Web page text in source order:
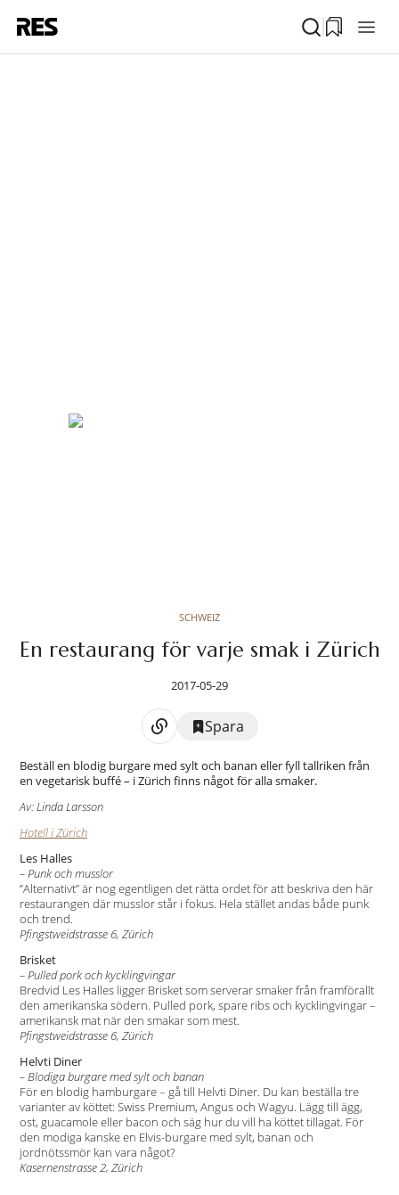
SCHWEIZ
En restaurang för varje smak i Zürich
2017-05-29
Spara
Beställ en blodig burgare med sylt och banan eller fyll tallriken från
en vegetarisk buffé – i Zürich finns något för alla smaker.
Av: Linda Larsson
Hotell i Zürich
Les Halles
– Punk och musslor
”Alternativt” är nog egentligen det rätta ordet för att beskriva den här
restaurangen där musslor står i fokus. Hela stället andas både punk
och trend.
Pfingstweidstrasse 6, Zürich
Brisket
– Pulled pork och kycklingvingar
Bredvid Les Halles ligger Brisket som serverar smaker från framförallt
den amerikanska södern. Pulled pork, spare ribs och kycklingvingar –
amerikansk mat när den smakar som mest.
Pfingstweidstrasse 6, Zürich
Helvti Diner
– Blodiga burgare med sylt och banan
För en blodig hamburgare – gå till Helvti Diner. Du kan beställa tre
varianter av köttet: Swiss Premium, Angus och Wagyu. Lägg till ägg,
ost, guacamole eller bacon och säg hur du vill ha köttet tillagat. För
den modiga kanske en Elvis-burgare med sylt, banan och
jordnötssmör kan vara något?
Kasernenstrasse 2, Zürich